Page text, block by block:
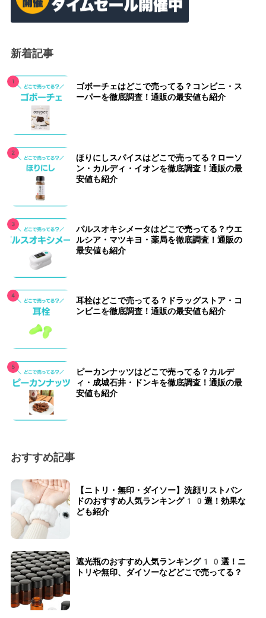
新着記事
ゴボーチェはどこで売ってる？コンビニ・ス
ーパーを徹底調査！通販の最安値も紹介
ほりにしスパイスはどこで売ってる？ローソ
ン・カルディ・イオンを徹底調査！通販の最
安値も紹介
パルスオキシメータはどこで売ってる？ウエ
ルシア・マツキヨ・薬局を徹底調査！通販の
最安値も紹介
耳栓はどこで売ってる？ドラッグストア・コ
ンビニを徹底調査！通販の最安値も紹介
ピーカンナッツはどこで売ってる？カルデ
ィ・成城石井・ドンキを徹底調査！通販の最
安値も紹介
おすすめ記事
【ニトリ・無印・ダイソー】洗顔リストバン
ドのおすすめ人気ランキング10選！効果な
ども紹介
遮光瓶のおすすめ人気ランキング10選！ニ
トリや無印、ダイソーなどどこで売ってる？